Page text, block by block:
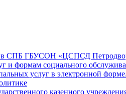
в СПБ ГБУСОН «ЦСПСД
и формам социального
услуг в электронной форме.
казенного